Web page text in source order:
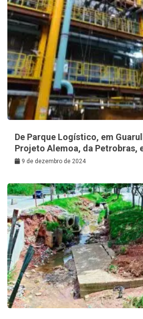
De Parque Logístico, em
Projeto Alemoa, da Petrobras,
9 de dezembro de 2024